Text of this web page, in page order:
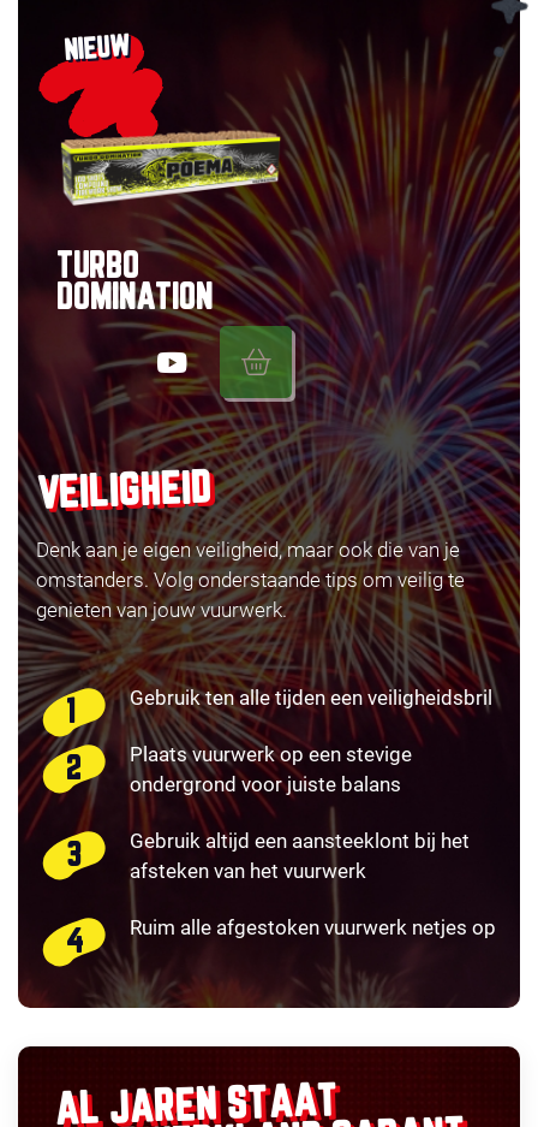
NIEUW
TURBO
DOMINATION
VEILIGHEID
Denk aan je eigen veiligheid, maar ook die van je
omstanders. Volg onderstaande tips om veilig te
genieten van jouw vuurwerk.
Gebruik ten alle tijden een veiligheidsbril
Plaats vuurwerk op een stevige
ondergrond voor juiste balans
Gebruik altijd een aansteeklont bij het
afsteken van het vuurwerk
Ruim alle afgestoken vuurwerk netjes op
AL JAREN STAAT